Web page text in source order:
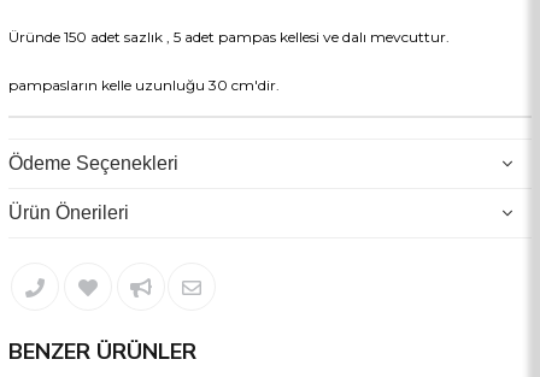
Üründe 150 adet sazlık , 5 adet pampas kellesi ve dalı mevcuttur.
pampasların kelle uzunluğu 30 cm'dir.
Ödeme Seçenekleri
Ürün Önerileri
BENZER ÜRÜNLER